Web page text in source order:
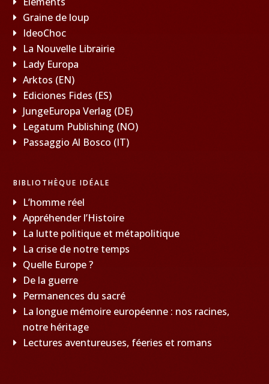
Graine de loup
IdeoChoc
La Nouvelle Librairie
Lady Europa
Arktos (EN)
Ediciones Fides (ES)
JungeEuropa Verlag (DE)
Legatum Publishing (NO)
Passaggio Al Bosco (IT)
BIBLIOTHÈQUE IDÉALE
L’homme réel
Appréhender l’Histoire
La lutte politique et métapolitique
La crise de notre temps
Quelle Europe ?
De la guerre
Permanences du sacré
La longue mémoire européenne : nos racines,
notre héritage
Lectures aventureuses, féeries et romans